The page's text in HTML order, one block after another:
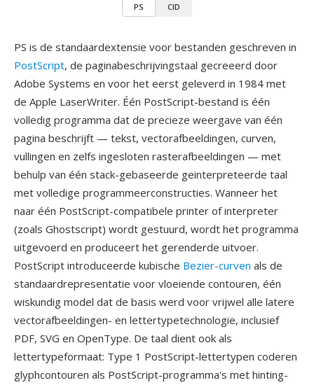
PS CID
PS is de standaardextensie voor bestanden geschreven in
PostScript, de paginabeschrijvingstaal gecreeerd door
Adobe Systems en voor het eerst geleverd in 1984 met
de Apple LaserWriter. Één PostScript-bestand is één
volledig programma dat de precieze weergave van één
pagina beschrijft — tekst, vectorafbeeldingen, curven,
vullingen en zelfs ingesloten rasterafbeeldingen — met
behulp van één stack-gebaseerde geinterpreteerde taal
met volledige programmeerconstructies. Wanneer het
naar één PostScript-compatibele printer of interpreter
(zoals Ghostscript) wordt gestuurd, wordt het programma
uitgevoerd en produceert het gerenderde uitvoer.
PostScript introduceerde kubische Bezier-curven als de
standaardrepresentatie voor vloeiende contouren, één
wiskundig model dat de basis werd voor vrijwel alle latere
vectorafbeeldingen- en lettertypetechnologie, inclusief
PDF, SVG en OpenType. De taal dient ook als
lettertypeformaat: Type 1 PostScript-lettertypen coderen
glyphcontouren als PostScript-programma's met hinting-